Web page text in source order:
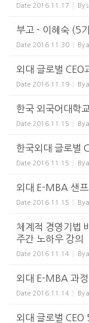
Date 2016.11.17 By
부고 - 이혜숙 (5
Date 2016.11.30 By
외대 글로벌 CEO
Date 2016.11.19 By
한국 외국어대학
Date 2016.11.15 By
한국외대 글로벌
Date 2016.11.15 By
외대 E-MBA 샌프
Date 2016.11.15 By
체계적 경영기법
주간 노하우 강의
Date 2016.11.14 By
외대 E-MBA 과
Date 2016.11.14 By
외대 글로벌